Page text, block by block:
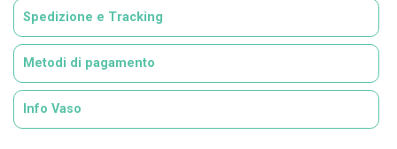
Spedizione e Tracking
Metodi di pagamento
Info Vaso